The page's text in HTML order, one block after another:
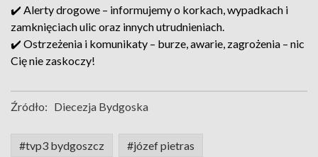
✔️ Alerty drogowe – informujemy o korkach, wypadkach i
zamknięciach ulic oraz innych utrudnieniach.
✔️ Ostrzeżenia i komunikaty – burze, awarie, zagrożenia – nic
Cię nie zaskoczy!
Źródło: Diecezja Bydgoska
#tvp3 bydgoszcz #józef pietras